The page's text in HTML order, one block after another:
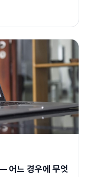
어느 경우에 무엇